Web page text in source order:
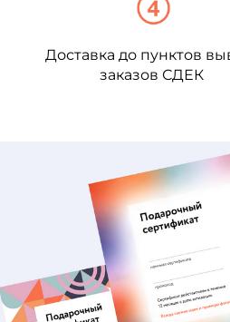
Доставка до пунктов
заказов СДЕК